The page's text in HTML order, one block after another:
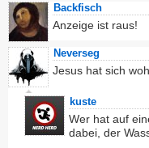
Backfisch
Anzeige ist raus!
Neverseg
Jesus hat sich
kuste
Wer hat auf
dabei, der